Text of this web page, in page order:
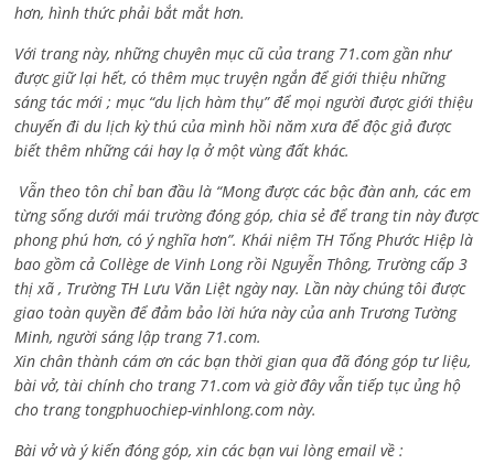
hơn, hình thức phải bắt mắt hơn.
Với trang này, những chuyên mục cũ của trang 71.com gần như
được giữ lại hết, có thêm mục truyện ngắn để giới thiệu những
sáng tác mới ; mục “du lịch hàm thụ” để mọi người được giới thiệu
chuyến đi du lịch kỳ thú của mình hồi năm xưa để độc giả được
biết thêm những cái hay lạ ở một vùng đất khác.
Vẫn theo tôn chỉ ban đầu là “Mong được các bậc đàn anh, các em
từng sống dưới mái trường đóng góp, chia sẻ để trang tin này được
phong phú hơn, có ý nghĩa hơn”. Khái niệm TH Tống Phước Hiệp là
bao gồm cả Collège de Vinh Long rồi Nguyễn Thông, Trường cấp 3
thị xã , Trường TH Lưu Văn Liệt ngày nay. Lần này chúng tôi được
giao toàn quyền để đảm bảo lời hứa này của anh Trương Tường
Minh, người sáng lập trang 71.com.
Xin chân thành cám ơn các bạn thời gian qua đã đóng góp tư liệu,
bài vở, tài chính cho trang 71.com và giờ đây vẫn tiếp tục ủng hộ
cho trang tongphuochiep-vinhlong.com này.
Bài vở và ý kiến đóng góp, xin các bạn vui lòng email về :